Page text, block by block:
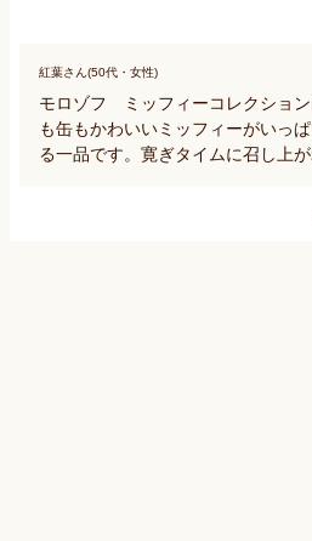
紅葉さん(50代・女性)
モロゾフ ミッフィーコレクショ
も缶もかわいいミッフィーがいっ
る一品です。寛ぎタイムに召し上